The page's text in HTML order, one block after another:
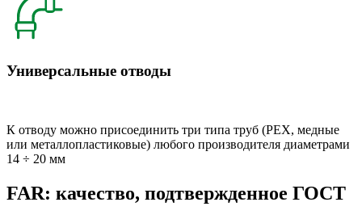
Универсальные отводы
К отводу можно присоединить три типа труб (РЕХ, медные
или металлопластиковые) любого производителя диаметрами
14 ÷ 20 мм
FAR: качество, подтвержденное ГОСТ